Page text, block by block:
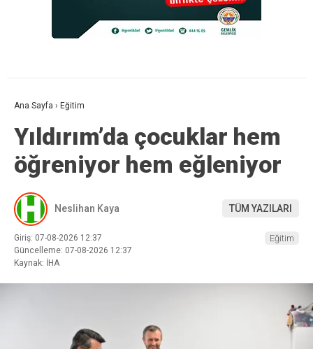
Ana Sayfa › Eğitim
Yıldırım’da çocuklar hem
öğreniyor hem eğleniyor
Neslihan Kaya TÜM YAZILARI
Giriş: 07-08-2026 12:37
Güncelleme: 07-08-2026 12:37
Kaynak: İHA
Eğitim